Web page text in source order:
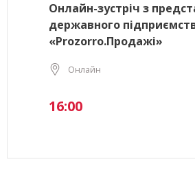
Онлайн-зустріч з
державного
«Prozorro.Продажі»
Онлайн
16:00